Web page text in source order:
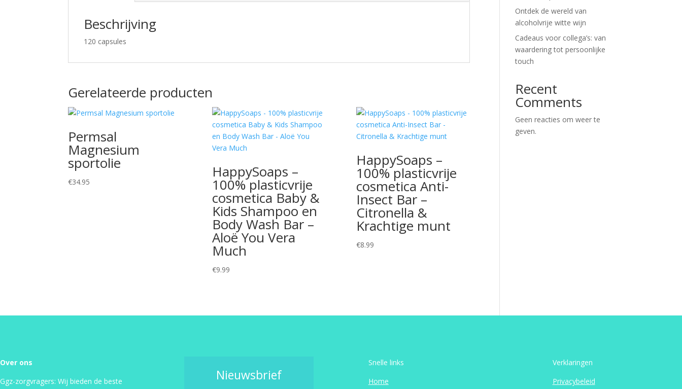
Beschrijving
120 capsules
Gerelateerde producten
Permsal
Magnesium
sportolie
€34.95
HappySoaps –
100% plasticvrije
cosmetica Baby &
Kids Shampoo en
Body Wash Bar –
Aloë You Vera
Much
€9.99
HappySoaps –
100% plasticvrije
cosmetica Anti-
Insect Bar –
Citronella &
Krachtige munt
€8.99
Ontdek de wereld van
alcoholvrije witte wijn
Cadeaus voor collega’s: van
waardering tot persoonlijke
touch
Recent
Comments
Geen reacties om weer te
geven.
Over ons
Ggz-zorgvragers: Wij bieden de beste
Nieuwsbrief
Snelle links
Home
Verklaringen
Privacybeleid